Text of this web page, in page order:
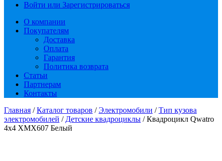
Войти или Зарегистрироваться
О компании
Покупателям
Доставка
Оплата
Гарантия
Политика возврата
Статьи
Партнерам
Контакты
Главная /Каталог товаров /Электромобили /Тип кузова
электромобилей / Детские квадроциклы / Квадроцикл Qwatro
4х4 ХМХ607 Белый